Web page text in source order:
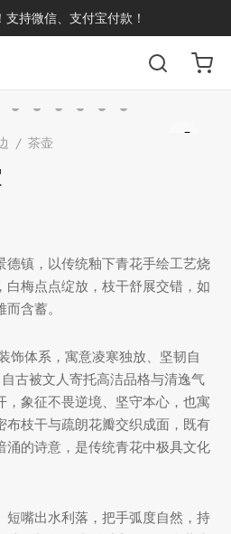
持微信、支付宝付款！
/ 茶壶
德镇，以传统釉下青花手绘工艺烧
梅点点绽放，枝干舒展交错，如
含蓄。
饰体系，寓意凌寒独放、坚韧自
古被文人寄托高洁品格与清逸气
，象征不畏逆境、坚守本心，也寓
布枝干与疏朗花瓣交织成面，既有
涌的诗意，是传统青花中极具文化
短嘴出水利落，把手弧度自然，持